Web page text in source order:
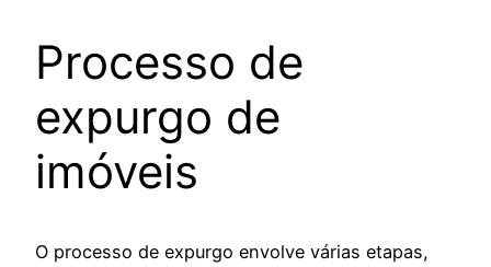
Processo de
expurgo de
imóveis
O processo de expurgo envolve várias etapas,